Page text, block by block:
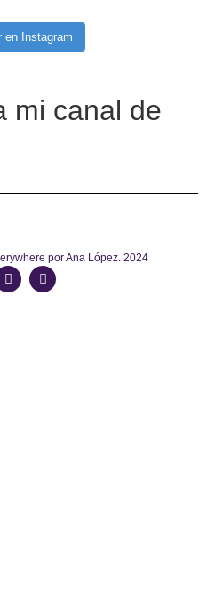
en Instagram
mi canal de
por Ana López. 2024